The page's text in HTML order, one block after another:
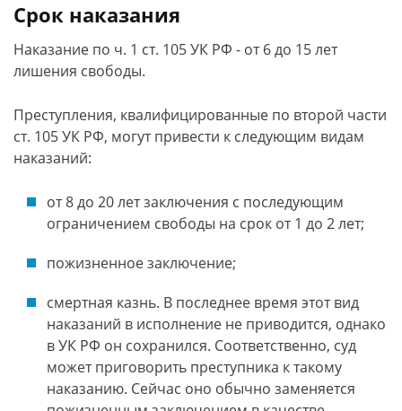
Срок наказания
Наказание по ч. 1 ст. 105 УК РФ - от 6 до 15 лет
лишения свободы.
Преступления, квалифицированные по второй части
ст. 105 УК РФ, могут привести к следующим видам
наказаний:
от 8 до 20 лет заключения с последующим
ограничением свободы на срок от 1 до 2 лет;
пожизненное заключение;
смертная казнь. В последнее время этот вид
наказаний в исполнение не приводится, однако
в УК РФ он сохранился. Соответственно, суд
может приговорить преступника к такому
наказанию. Сейчас оно обычно заменяется